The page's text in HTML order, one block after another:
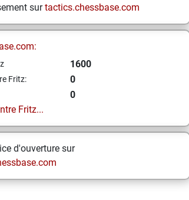
surtactics.chessbase.com
1600
Fritz: 0
0
Fritz...
d'ouverture sur